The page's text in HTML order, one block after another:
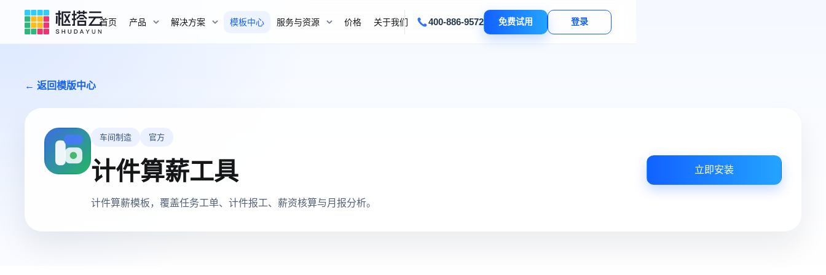
首页 产品 解决方案 模板中心 服务与资源 价格 关于我们 400-886-9572 免费试用 登录
← 返回模版中心
车间制造 官方
计件算薪工具
计件算薪模板，覆盖任务工单、计件报工、薪资核算与月报分析。
立即安装